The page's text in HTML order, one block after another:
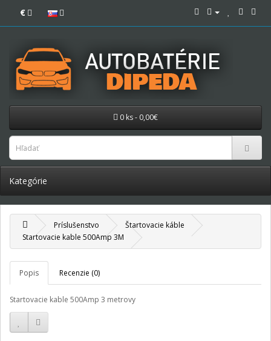
€
0 ks - 0,00€
Kategórie
Príslušenstvo
Štartovacie káble
Startovacie kable 500Amp 3M
Popis Recenzie (0)
Startovacie kable 500Amp 3 metrovy